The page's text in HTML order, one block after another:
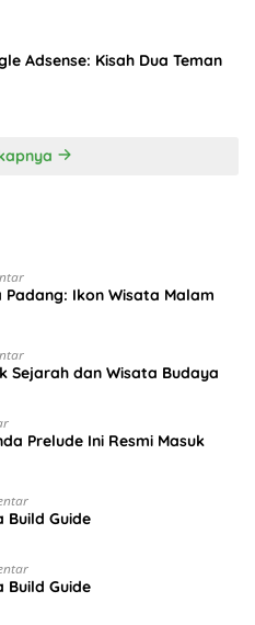
Adsense: Kisah Dua Teman
Ikon Wisata Malam
Sejarah dan Wisata Budaya
Prelude Ini Resmi Masuk
Build Guide
Build Guide